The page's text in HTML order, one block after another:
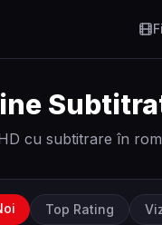
cu subtitrare în
Top Rating